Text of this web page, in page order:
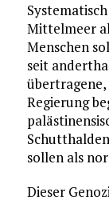
Mittelmeer
Menschen
seit
Regierung
sollen als
Dieser